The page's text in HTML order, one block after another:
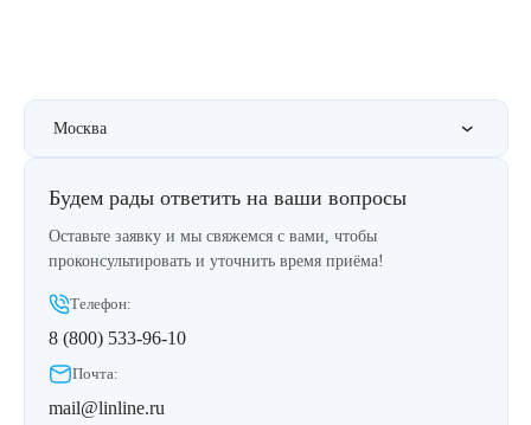
Москва
Будем рады ответить на ваши вопросы
Оставьте заявку и мы свяжемся с вами, чтобы
проконсультировать и уточнить время приёма!
Телефон:
8 (800) 533-96-10
Почта:
mail@linline.ru